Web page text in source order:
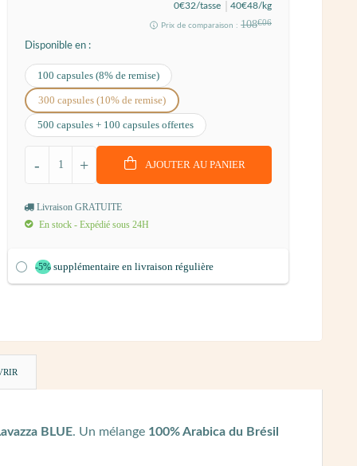
0€32/tasse 40€48/kg
Prix de comparaison : 108€06
Disponible en :
100 capsules (8% de remise)
300 capsules (10% de remise)
500 capsules + 100 capsules offertes
+
- AJOUTER AU PANIER
Livraison GRATUITE
En stock - Expédié sous 24H
-5% supplémentaire en livraison régulière
BLUE. Un mélange 100% Arabica du Brésil